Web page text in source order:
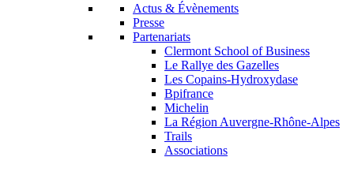
Actus & Évènements
Presse
Partenariats
Clermont School of Business
Le Rallye des Gazelles
Les Copains-Hydroxydase
Bpifrance
Michelin
La Région Auvergne-Rhône-Alpes
Trails
Associations